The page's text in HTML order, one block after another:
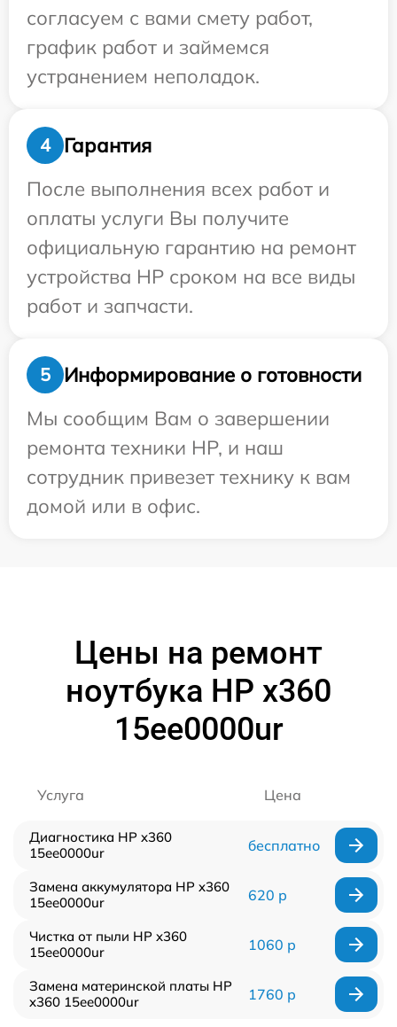
согласуем с вами смету работ,
график работ и займемся
устранением неполадок.
4
Гарантия
После выполнения всех работ и
оплаты услуги Вы получите
официальную гарантию на ремонт
устройства HP сроком на все виды
работ и запчасти.
5
Информирование о готовности
Мы сообщим Вам о завершении
ремонта техники HP, и наш
сотрудник привезет технику к вам
домой или в офис.
Цены на ремонт
ноутбука HP x360
15ee0000ur
Услуга Цена
Диагностика HP x360
15ee0000ur
бесплатно
Замена аккумулятора HP x360
15ee0000ur
620 р
Чистка от пыли HP x360
15ee0000ur
1060 р
Замена материнской платы HP
x360 15ee0000ur
1760 р